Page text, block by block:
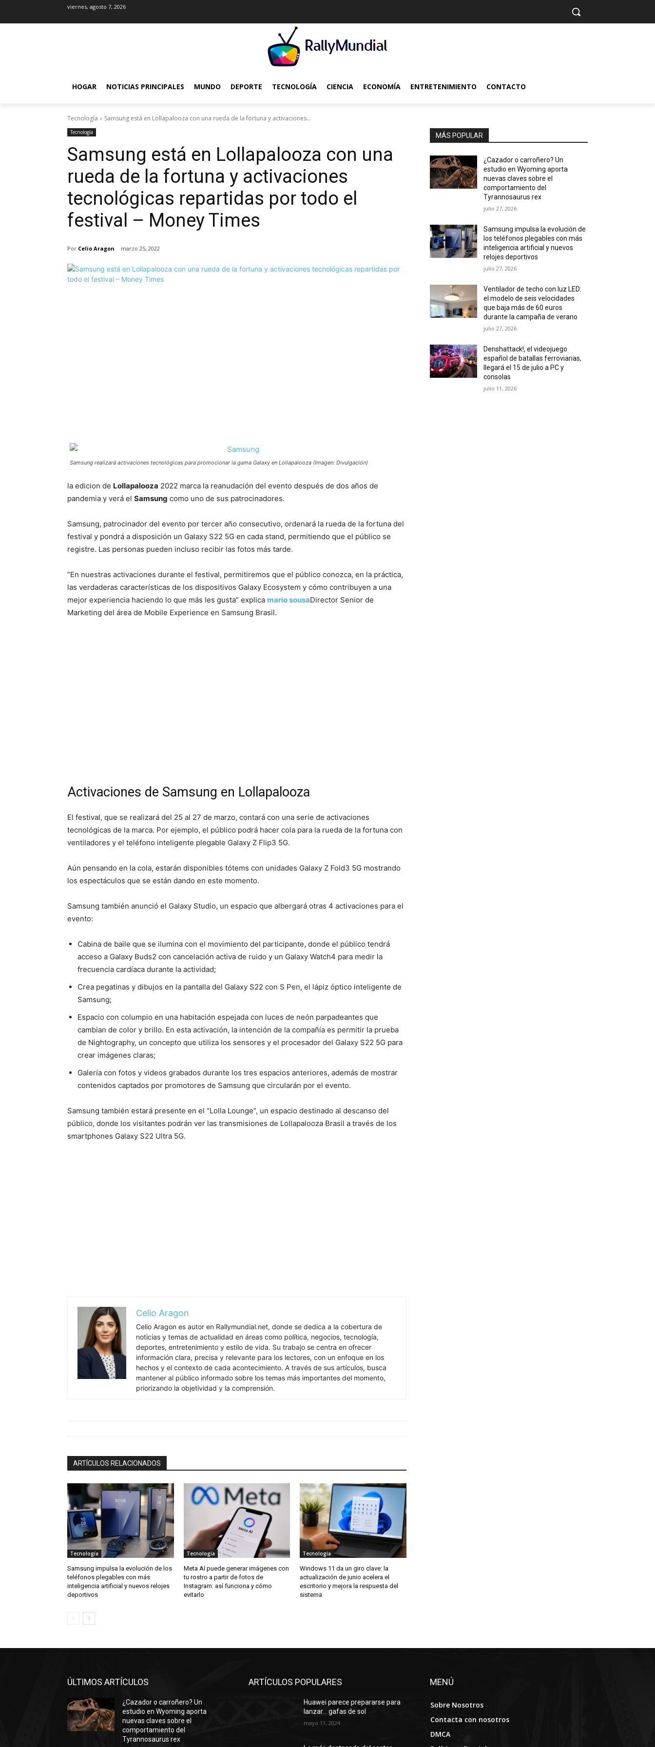
viernes, agosto 7, 2026
HOGAR NOTICIAS PRINCIPALES MUNDO DEPORTE TECNOLOGÍA CIENCIA ECONOMÍA ENTRETENIMIENTO CONTACTO
Tecnología Samsung está en Lollapalooza con una rueda de la fortuna y activaciones...
Tecnología
Samsung está en Lollapalooza con una
rueda de la fortuna y activaciones
tecnológicas repartidas por todo el
festival – Money Times
Por Celio Aragon marzo 25, 2022
Samsung realizará activaciones tecnológicas para promocionar la gama Galaxy en Lollapalooza (Imagen: Divulgación)
la edicion de Lollapalooza 2022 marca la reanudación del evento después de dos años de
pandemia y verá el Samsung como uno de sus patrocinadores.
Samsung, patrocinador del evento por tercer año consecutivo, ordenará la rueda de la fortuna del
festival y pondrá a disposición un Galaxy S22 5G en cada stand, permitiendo que el público se
registre. Las personas pueden incluso recibir las fotos más tarde.
“En nuestras activaciones durante el festival, permitiremos que el público conozca, en la práctica,
las verdaderas características de los dispositivos Galaxy Ecosystem y cómo contribuyen a una
mejor experiencia haciendo lo que más les gusta” explica mario sousaDirector Senior de
Marketing del área de Mobile Experience en Samsung Brasil.
Activaciones de Samsung en Lollapalooza
El festival, que se realizará del 25 al 27 de marzo, contará con una serie de activaciones
tecnológicas de la marca. Por ejemplo, el público podrá hacer cola para la rueda de la fortuna con
ventiladores y el teléfono inteligente plegable Galaxy Z Flip3 5G.
Aún pensando en la cola, estarán disponibles tótems con unidades Galaxy Z Fold3 5G mostrando
los espectáculos que se están dando en este momento.
Samsung también anunció el Galaxy Studio, un espacio que albergará otras 4 activaciones para el
evento:
Cabina de baile que se ilumina con el movimiento del participante, donde el público tendrá
acceso a Galaxy Buds2 con cancelación activa de ruido y un Galaxy Watch4 para medir la
frecuencia cardíaca durante la actividad;
Crea pegatinas y dibujos en la pantalla del Galaxy S22 con S Pen, el lápiz óptico inteligente de
Samsung;
Espacio con columpio en una habitación espejada con luces de neón parpadeantes que
cambian de color y brillo. En esta activación, la intención de la compañía es permitir la prueba
de Nightography, un concepto que utiliza los sensores y el procesador del Galaxy S22 5G para
crear imágenes claras;
Galería con fotos y videos grabados durante los tres espacios anteriores, además de mostrar
contenidos captados por promotores de Samsung que circularán por el evento.
Samsung también estará presente en el “Lolla Lounge”, un espacio destinado al descanso del
público, donde los visitantes podrán ver las transmisiones de Lollapalooza Brasil a través de los
smartphones Galaxy S22 Ultra 5G.
Celio Aragon
Celio Aragon es autor en Rallymundial.net, donde se dedica a la cobertura de
noticias y temas de actualidad en áreas como política, negocios, tecnología,
deportes, entretenimiento y estilo de vida. Su trabajo se centra en ofrecer
información clara, precisa y relevante para los lectores, con un enfoque en los
hechos y el contexto de cada acontecimiento. A través de sus artículos, busca
mantener al público informado sobre los temas más importantes del momento,
priorizando la objetividad y la comprensión.
ARTÍCULOS RELACIONADOS
Tecnología
Samsung impulsa la evolución de los
teléfonos plegables con más
inteligencia artificial y nuevos relojes
deportivos
Tecnología
Meta AI puede generar imágenes con
tu rostro a partir de fotos de
Instagram: así funciona y cómo
evitarlo
Tecnología
Windows 11 da un giro clave: la
actualización de junio acelera el
escritorio y mejora la respuesta del
sistema
MÁS POPULAR
¿Cazador o carroñero? Un
estudio en Wyoming aporta
nuevas claves sobre el
comportamiento del
Tyrannosaurus rex
julio 27, 2026
Samsung impulsa la evolución de
los teléfonos plegables con más
inteligencia artificial y nuevos
relojes deportivos
julio 27, 2026
Ventilador de techo con luz LED:
el modelo de seis velocidades
que baja más de 60 euros
durante la campaña de verano
julio 27, 2026
Denshattack!, el videojuego
español de batallas ferroviarias,
llegará el 15 de julio a PC y
consolas
julio 11, 2026
ÚLTIMOS ARTÍCULOS
¿Cazador o carroñero? Un
estudio en Wyoming aporta
nuevas claves sobre el
comportamiento del
Tyrannosaurus rex
ARTÍCULOS POPULARES
Huawei parece prepararse para
lanzar… gafas de sol
mayo 11, 2024
MENÚ
Sobre Nosotros
Contacta con nosotros
DMCA